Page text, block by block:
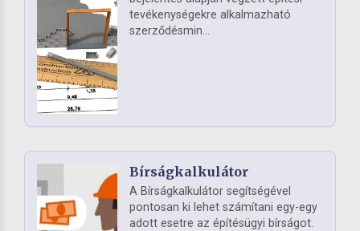
tevékenységekre alkalmazható
szerződésmin...
Bírságkalkulátor
A Bírságkalkulátor segítségével
pontosan ki lehet számítani egy-egy
adott esetre az építésügyi bírságot.